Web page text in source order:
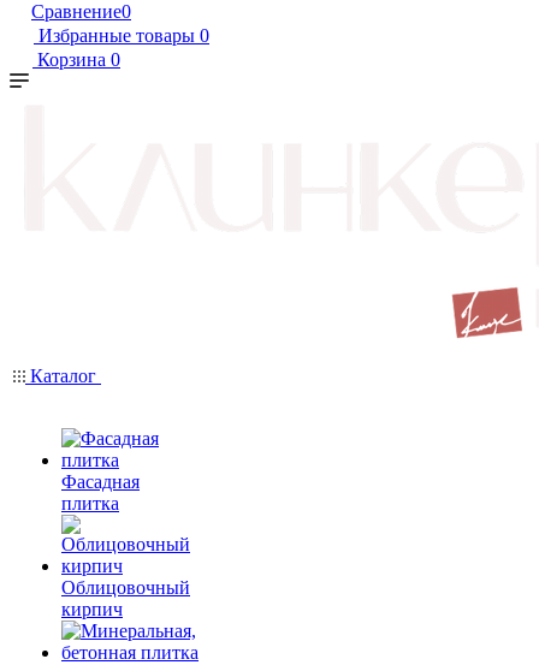
Сравнение0
Избранные товары 0
Корзина 0
Каталог
Фасадная
плитка
Облицовочный
кирпич